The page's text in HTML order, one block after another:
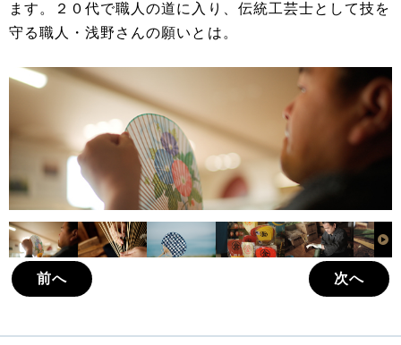
ます。２０代で職人の道に入り、伝統工芸士として技を
守る職人・浅野さんの願いとは。
前へ 次へ